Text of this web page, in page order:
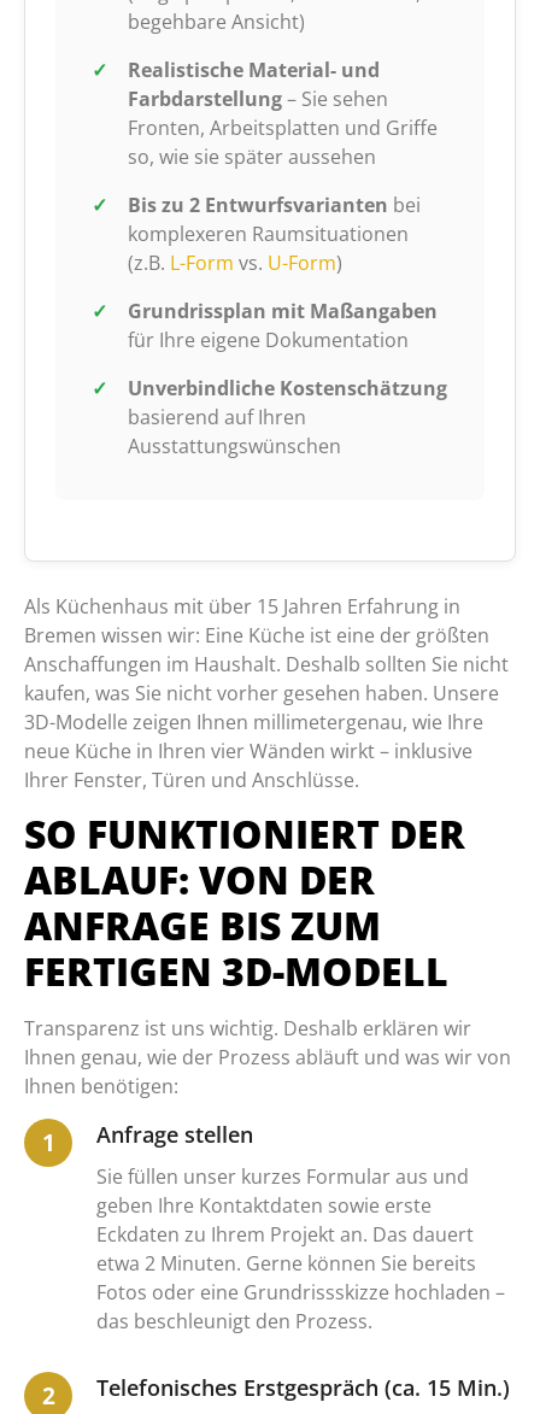
begehbare Ansicht)
Realistische Material- und
Farbdarstellung– Sie sehen
Fronten, Arbeitsplatten und Griffe
so, wie sie später aussehen
Bis zu 2 Entwurfsvarianten bei
komplexeren Raumsituationen
(z.B. L-Form vs. U-Form)
Grundrissplan mit Maßangaben
für Ihre eigene Dokumentation
Unverbindliche Kostenschätzung
basierend auf Ihren
Ausstattungswünschen
Als Küchenhaus mit über 15 Jahren Erfahrung in
Bremen wissen wir: Eine Küche ist eine der größten
Anschaffungen im Haushalt. Deshalb sollten Sie nicht
kaufen, was Sie nicht vorher gesehen haben. Unsere
3D-Modelle zeigen Ihnen millimetergenau, wie Ihre
neue Küche in Ihren vier Wänden wirkt – inklusive
Ihrer Fenster, Türen und Anschlüsse.
SO FUNKTIONIERT DER
ABLAUF: VON DER
ANFRAGE BIS ZUM
FERTIGEN 3D-MODELL
Transparenz ist uns wichtig. Deshalb erklären wir
Ihnen genau, wie der Prozess abläuft und was wir von
Ihnen benötigen:
Anfrage stellen
Sie füllen unser kurzes Formular aus und
geben Ihre Kontaktdaten sowie erste
Eckdaten zu Ihrem Projekt an. Das dauert
etwa 2 Minuten. Gerne können Sie bereits
Fotos oder eine Grundrissskizze hochladen –
das beschleunigt den Prozess.
Telefonisches Erstgespräch (ca. 15 Min.)